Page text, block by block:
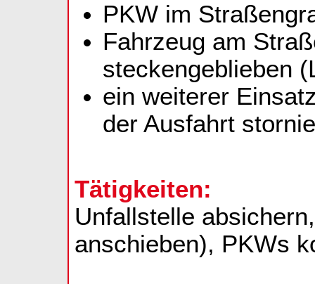
PKW im
Fahrzeug am
steckengeblieben
ein weiterer
der Ausfahrt
Tätigkeiten:
Unfallstelle
anschieben), PKWs